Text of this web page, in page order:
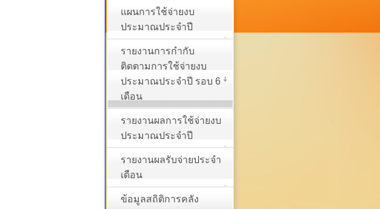
แผนการใช้จ่ายงบ
ประมาณประจำปี
รายงานการกำกับ
ติดตามการใช้จ่ายงบ
ประมาณประจำปี รอบ 6
เดือน
รายงานผลการใช้จ่ายงบ
ประมาณประจำปี
รายงานผลรับจ่ายประจำ
เดือน
ข้อมูลสถิติการคลัง